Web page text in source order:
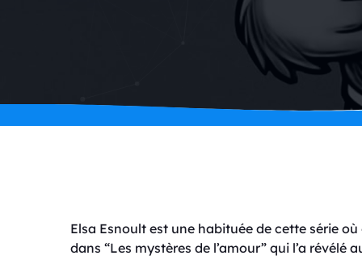
Elsa Esnoult est une habituée de cette série
dans “Les mystères de l’amour” qui l’a révélé